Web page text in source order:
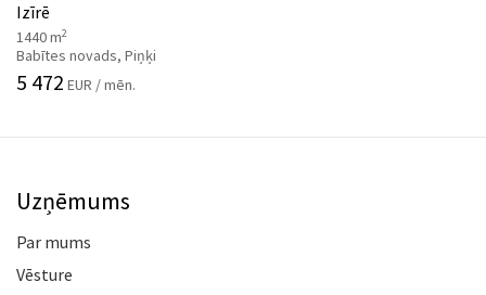
Izīrē
1440 m2
Babītes novads, Piņķi
5 472 EUR / mēn.
Uzņēmums
Par mums
Vēsture